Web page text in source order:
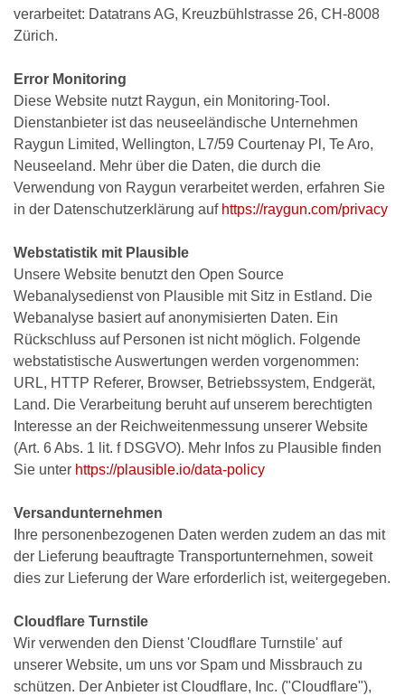
verarbeitet: Datatrans AG, Kreuzbühlstrasse 26, CH-8008
Zürich.
Error Monitoring
Diese Website nutzt Raygun, ein Monitoring-Tool.
Dienstanbieter ist das neuseeländische Unternehmen
Raygun Limited, Wellington, L7/59 Courtenay Pl, Te Aro,
Neuseeland. Mehr über die Daten, die durch die
Verwendung von Raygun verarbeitet werden, erfahren Sie
in der Datenschutzerklärung auf https://raygun.com/privacy
Webstatistik mit Plausible
Unsere Website benutzt den Open Source
Webanalysedienst von Plausible mit Sitz in Estland. Die
Webanalyse basiert auf anonymisierten Daten. Ein
Rückschluss auf Personen ist nicht möglich. Folgende
webstatistische Auswertungen werden vorgenommen:
URL, HTTP Referer, Browser, Betriebssystem, Endgerät,
Land. Die Verarbeitung beruht auf unserem berechtigten
Interesse an der Reichweitenmessung unserer Website
(Art. 6 Abs. 1 lit. f DSGVO). Mehr Infos zu Plausible finden
Sie unter https://plausible.io/data-policy
Versandunternehmen
Ihre personenbezogenen Daten werden zudem an das mit
der Lieferung beauftragte Transportunternehmen, soweit
dies zur Lieferung der Ware erforderlich ist, weitergegeben.
Cloudflare Turnstile
Wir verwenden den Dienst 'Cloudflare Turnstile' auf
unserer Website, um uns vor Spam und Missbrauch zu
schützen. Der Anbieter ist Cloudflare, Inc. ("Cloudflare"),